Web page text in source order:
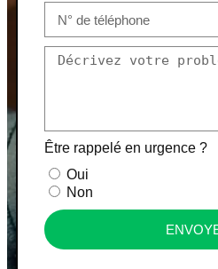
Être rappelé en urgence ?
Oui
Non